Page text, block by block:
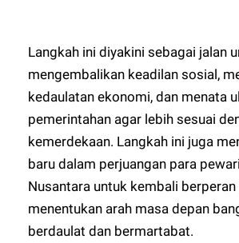
Langkah ini diyakini sebagai jalan
mengembalikan keadilan sosial,
kedaulatan ekonomi, dan menata
pemerintahan agar lebih sesuai
kemerdekaan. Langkah ini juga
baru dalam perjuangan para
Nusantara untuk kembali
menentukan arah masa depan
berdaulat dan bermartabat.